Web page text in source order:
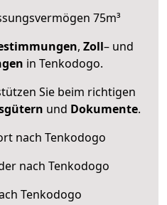
75m³
, Zoll– und
in Tenkodogo.
Sie beim richtigen
und Dokumente.
nach Tenkodogo
nach Tenkodogo
Tenkodogo